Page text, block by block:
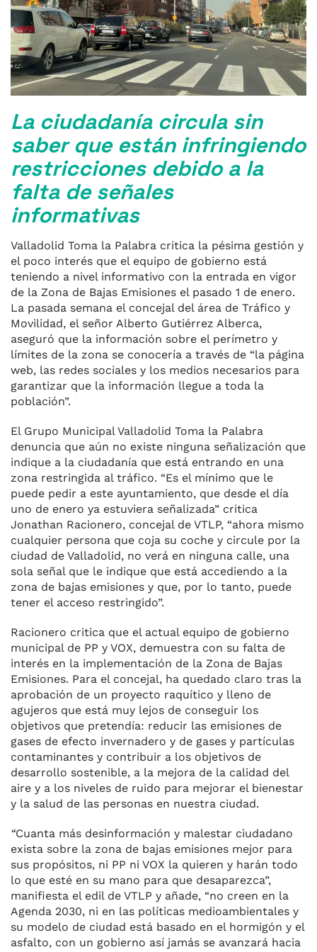
La ciudadanía circula sin
saber que están infringiendo
restricciones debido a la
falta de señales
informativas
Valladolid Toma la Palabra critica la pésima gestión y
el poco interés que el equipo de gobierno está
teniendo a nivel informativo con la entrada en vigor
de la Zona de Bajas Emisiones el pasado 1 de enero.
La pasada semana el concejal del área de Tráfico y
Movilidad, el señor Alberto Gutiérrez Alberca,
aseguró que la información sobre el perímetro y
límites de la zona se conocería a través de “la página
web, las redes sociales y los medios necesarios para
garantizar que la información llegue a toda la
población”.
El Grupo Municipal Valladolid Toma la Palabra
denuncia que aún no existe ninguna señalización que
indique a la ciudadanía que está entrando en una
zona restringida al tráfico. “Es el mínimo que le
puede pedir a este ayuntamiento, que desde el día
uno de enero ya estuviera señalizada” critica
Jonathan Racionero, concejal de VTLP, “ahora mismo
cualquier persona que coja su coche y circule por la
ciudad de Valladolid, no verá en ninguna calle, una
sola señal que le indique que está accediendo a la
zona de bajas emisiones y que, por lo tanto, puede
tener el acceso restringido”.
Racionero critica que el actual equipo de gobierno
municipal de PP y VOX, demuestra con su falta de
interés en la implementación de la Zona de Bajas
Emisiones. Para el concejal, ha quedado claro tras la
aprobación de un proyecto raquítico y lleno de
agujeros que está muy lejos de conseguir los
objetivos que pretendía: reducir las emisiones de
gases de efecto invernadero y de gases y partículas
contaminantes y contribuir a los objetivos de
desarrollo sostenible, a la mejora de la calidad del
aire y a los niveles de ruido para mejorar el bienestar
y la salud de las personas en nuestra ciudad.
“Cuanta más desinformación y malestar ciudadano
exista sobre la zona de bajas emisiones mejor para
sus propósitos, ni PP ni VOX la quieren y harán todo
lo que esté en su mano para que desaparezca”,
manifiesta el edil de VTLP y añade, “no creen en la
Agenda 2030, ni en las políticas medioambientales y
su modelo de ciudad está basado en el hormigón y el
asfalto, con un gobierno así jamás se avanzará hacia